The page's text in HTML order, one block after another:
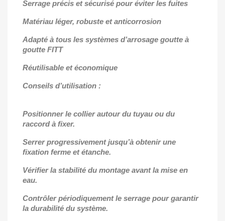
Serrage précis et sécurisé pour éviter les fuites
Matériau léger, robuste et anticorrosion
Adapté à tous les systèmes d’arrosage goutte à
goutte FITT
Réutilisable et économique
Conseils d’utilisation :
Positionner le collier autour du tuyau ou du
raccord à fixer.
Serrer progressivement jusqu’à obtenir une
fixation ferme et étanche.
Vérifier la stabilité du montage avant la mise en
eau.
Contrôler périodiquement le serrage pour garantir
la durabilité du système.